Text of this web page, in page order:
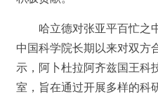
哈立德对张亚平百忙之
中国科学院长期以来对双方
示，阿卜杜拉阿齐兹国王科
室，旨在通过开展多样的科